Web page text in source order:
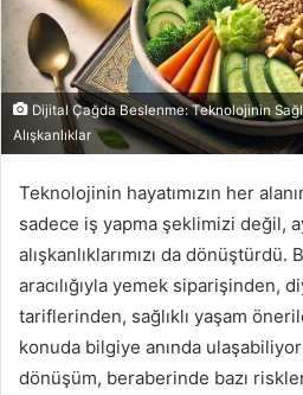
Dijital Çağda Beslenme: Teknolojinin
Alışkanlıklar
Teknolojinin hayatımızın her
sadece iş yapma şeklimizi değil,
alışkanlıklarımızı da
aracılığıyla yemek siparişinden,
tariflerinden, sağlıklı yaşam
konuda bilgiye anında
dönüşüm, beraberinde bazı